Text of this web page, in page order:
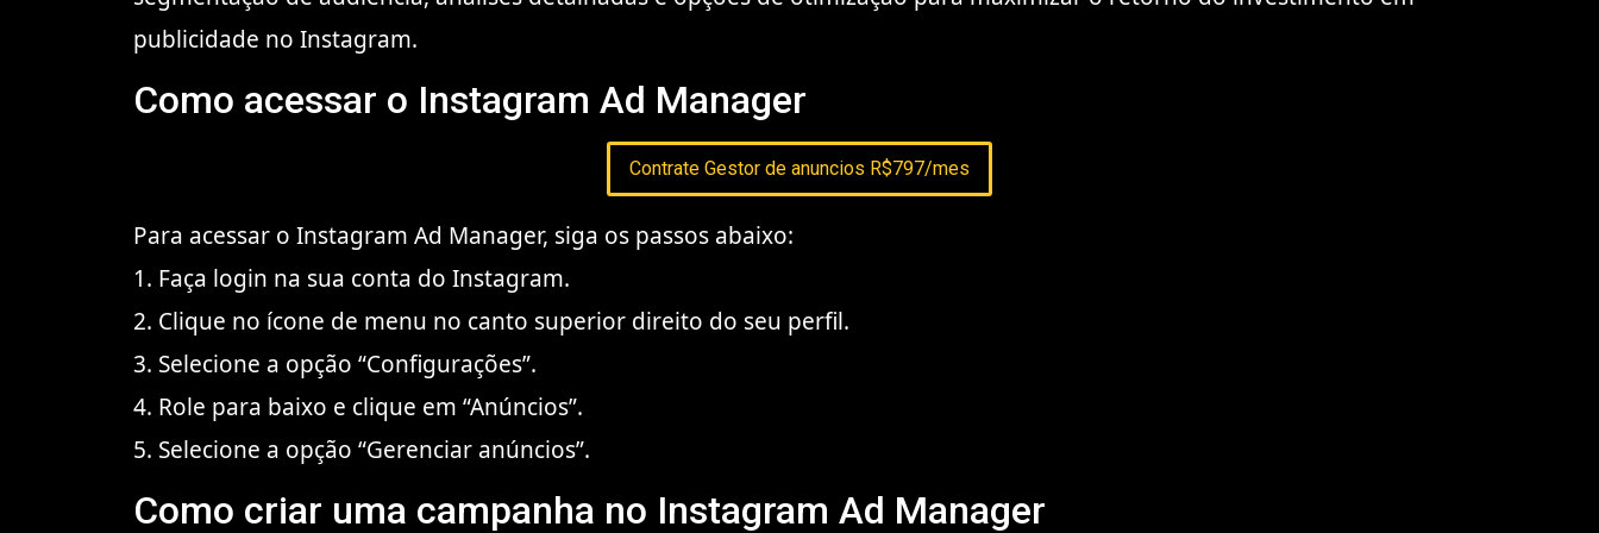
publicidade no Instagram.
Como acessar o Instagram Ad Manager
Contrate Gestor de anuncios R$797/mes
Para acessar o Instagram Ad Manager, siga os passos abaixo:
1. Faça login na sua conta do Instagram.
2. Clique no ícone de menu no canto superior direito do seu perfil.
3. Selecione a opção “Configurações”.
4. Role para baixo e clique em “Anúncios”.
5. Selecione a opção “Gerenciar anúncios”.
Como criar uma campanha no Instagram Ad Manager